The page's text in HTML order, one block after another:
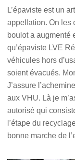
L’épaviste est un
appellation. On les
boulot a augmenté
qu’épaviste LVE
véhicules hors
soient évacués.
J’assure
aux VHU. Là je
autorisé qui
l’étape du
bonne marche de